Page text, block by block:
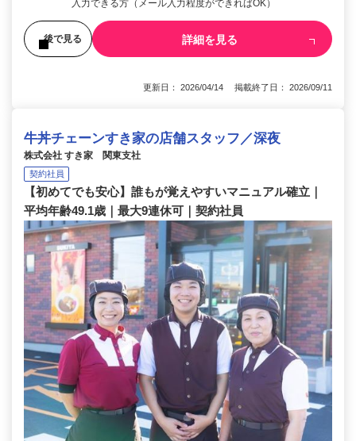
入力できる方（メール入力程度ができればOK）
後で見る 詳細を見る
更新日： 2026/04/14 掲載終了日： 2026/09/11
牛丼チェーンすき家の店舗スタッフ／深夜
株式会社 すき家 関東支社
契約社員
【初めてでも安心】誰もが覚えやすいマニュアル確立｜
平均年齢49.1歳｜最大9連休可｜契約社員